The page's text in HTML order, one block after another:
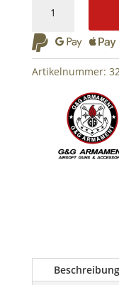
MS
GBB
G&G
  
Artikelnummer:
Beschreibung